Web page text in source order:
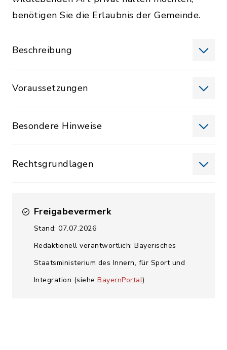
benötigen Sie die Erlaubnis der Gemeinde.
Beschreibung
Voraussetzungen
Besondere Hinweise
Rechtsgrundlagen
Freigabevermerk
Stand: 07.07.2026
Redaktionell verantwortlich: Bayerisches
Staatsministerium des Innern, für Sport und
Integration (siehe BayernPortal)